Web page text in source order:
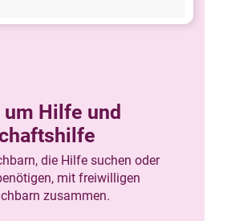
Hilfe und
die Hilfe suchen oder
mit freiwilligen
zusammen.